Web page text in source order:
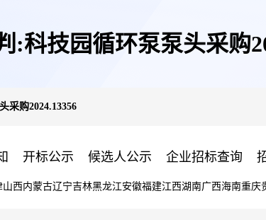
:科技园循环泵泵头采购
采购2024.13356
开标公示 候选人公示 企业招标查询
山西内蒙古辽宁吉林黑龙江安徽福建江西湖南广西海南重庆